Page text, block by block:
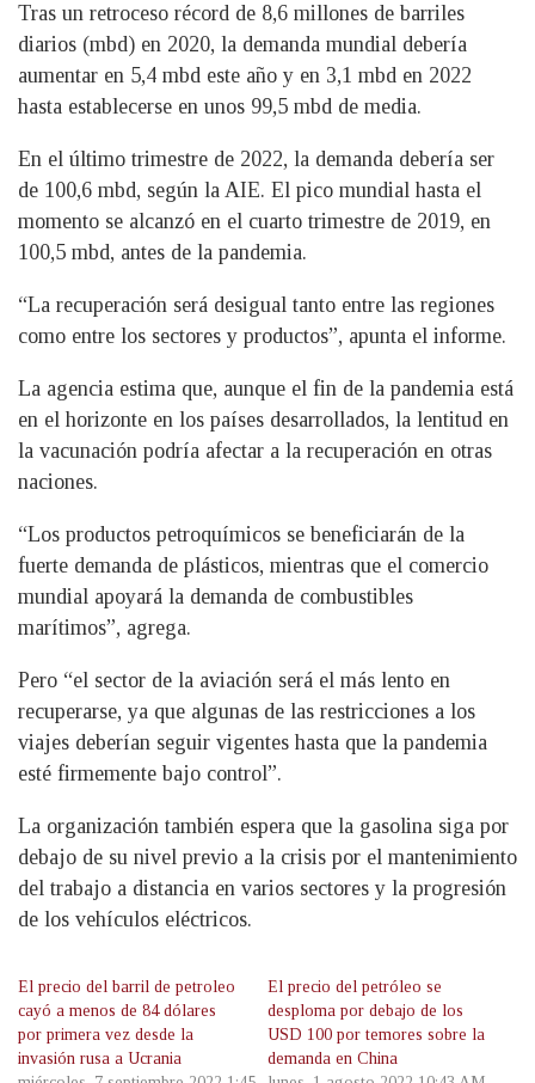
Tras un retroceso récord de 8,6 millones de barriles
diarios (mbd) en 2020, la demanda mundial debería
aumentar en 5,4 mbd este año y en 3,1 mbd en 2022
hasta establecerse en unos 99,5 mbd de media.
En el último trimestre de 2022, la demanda debería ser
de 100,6 mbd, según la AIE. El pico mundial hasta el
momento se alcanzó en el cuarto trimestre de 2019, en
100,5 mbd, antes de la pandemia.
“La recuperación será desigual tanto entre las regiones
como entre los sectores y productos”, apunta el informe.
La agencia estima que, aunque el fin de la pandemia está
en el horizonte en los países desarrollados, la lentitud en
la vacunación podría afectar a la recuperación en otras
naciones.
“Los productos petroquímicos se beneficiarán de la
fuerte demanda de plásticos, mientras que el comercio
mundial apoyará la demanda de combustibles
marítimos”, agrega.
Pero “el sector de la aviación será el más lento en
recuperarse, ya que algunas de las restricciones a los
viajes deberían seguir vigentes hasta que la pandemia
esté firmemente bajo control”.
La organización también espera que la gasolina siga por
debajo de su nivel previo a la crisis por el mantenimiento
del trabajo a distancia en varios sectores y la progresión
de los vehículos eléctricos.
El precio del barril de petroleo
cayó a menos de 84 dólares
por primera vez desde la
invasión rusa a Ucrania
El precio del petróleo se
desploma por debajo de los
USD 100 por temores sobre la
demanda en China